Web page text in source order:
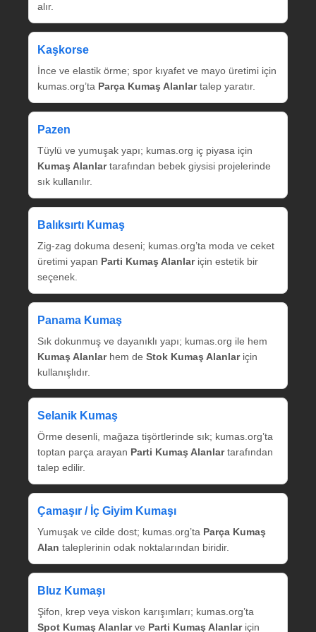
alır.
Kaşkorse
İnce ve elastik örme; spor kıyafet ve mayo üretimi için
kumas.org’ta Parça Kumaş Alanlartalep yaratır.
Pazen
Tüylü ve yumuşak yapı; kumas.org iç piyasa için
Kumaş Alanlartarafından bebek giysisi projelerinde
sık kullanılır.
Balıksırtı Kumaş
Zig‑zag dokuma deseni; kumas.org’ta moda ve ceket
üretimi yapan Parti Kumaş Alanlariçin estetik bir
seçenek.
Panama Kumaş
Sık dokunmuş ve dayanıklı yapı; kumas.org ile hem
Kumaş Alanlarhem de Stok Kumaş Alanlariçin
kullanışlıdır.
Selanik Kumaş
Örme desenli, mağaza tişörtlerinde sık; kumas.org’ta
toptan parça arayan Parti Kumaş Alanlartarafından
talep edilir.
Çamaşır / İç Giyim Kumaşı
Yumuşak ve cilde dost; kumas.org’ta Parça Kumaş
Alan taleplerinin odak noktalarından biridir.
Bluz Kumaşı
Şifon, krep veya viskon karışımları; kumas.org’ta
Spot Kumaş Alanlarve Parti Kumaş Alanlariçin